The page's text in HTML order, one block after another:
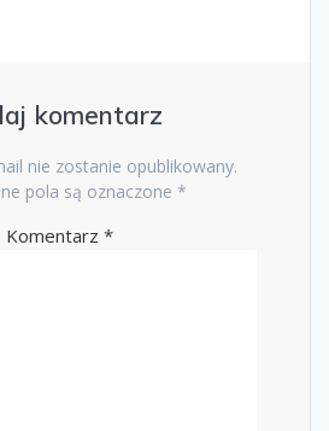
komentarz
nie zostanie opublikowany.
pola są oznaczone *
Komentarz *